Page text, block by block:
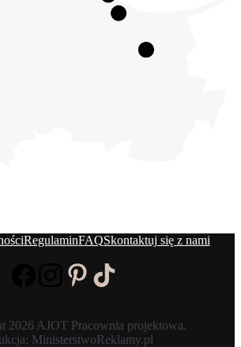
RegulaminFAQSkontaktuj się z nami
2026 AJOT Pracownia projektowa.
MinisterstwoReklamy.pl